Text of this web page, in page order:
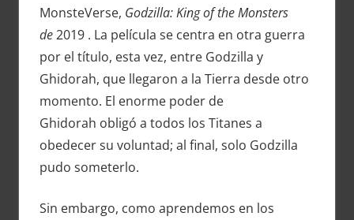
MonsteVerse, Godzilla: King of the Monsters
de2019 . La película se centra en otra guerra
por el título, esta vez, entre Godzilla y
Ghidorah, que llegaron a la Tierra desde otro
momento. El enorme poder de
Ghidorah obligó a todos los Titanes a
obedecer su voluntad; al final, solo Godzilla
pudo someterlo.
Sin embargo, como aprendemos en los